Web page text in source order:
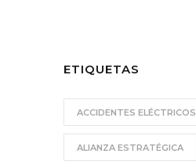
ETIQUETAS
ACCIDENTES ELÉCTRICOS
ALIANZA ESTRATÉGICA